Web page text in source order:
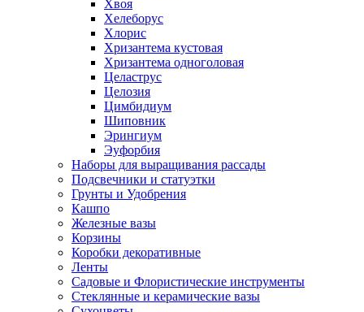
Хвоя
Хелеборус
Хлорис
Хризантема кустовая
Хризантема одноголовая
Целаструс
Целозия
Цимбидиум
Шиповник
Эрингиум
Эуфорбия
Наборы для выращивания рассады
Подсвечники и статуэтки
Грунты и Удобрения
Кашпо
Железные вазы
Корзины
Коробки декоративные
Ленты
Садовые и Флористические инструменты
Стеклянные и керамические вазы